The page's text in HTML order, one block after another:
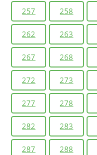
257 258
262 263
267 268
272 273
277 278
282 283
287 288